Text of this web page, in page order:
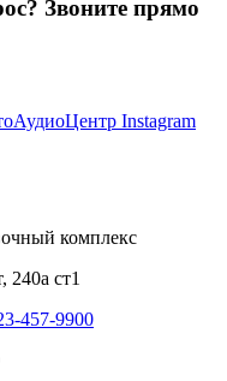
Звоните прямо
комплекс
240а ст1
457-9900